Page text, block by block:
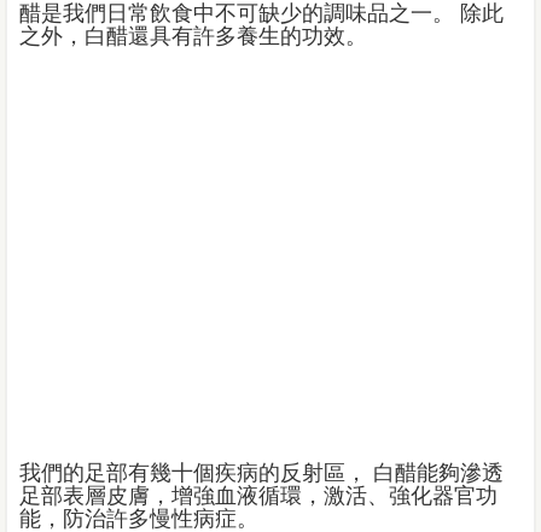
醋是我們日常飲食中不可缺少的調味品之一。 除此
之外，白醋還具有許多養生的功效。
我們的足部有幾十個疾病的反射區， 白醋能夠滲透
足部表層皮膚，增強血液循環，激活、強化器官功
能，防治許多慢性病症。